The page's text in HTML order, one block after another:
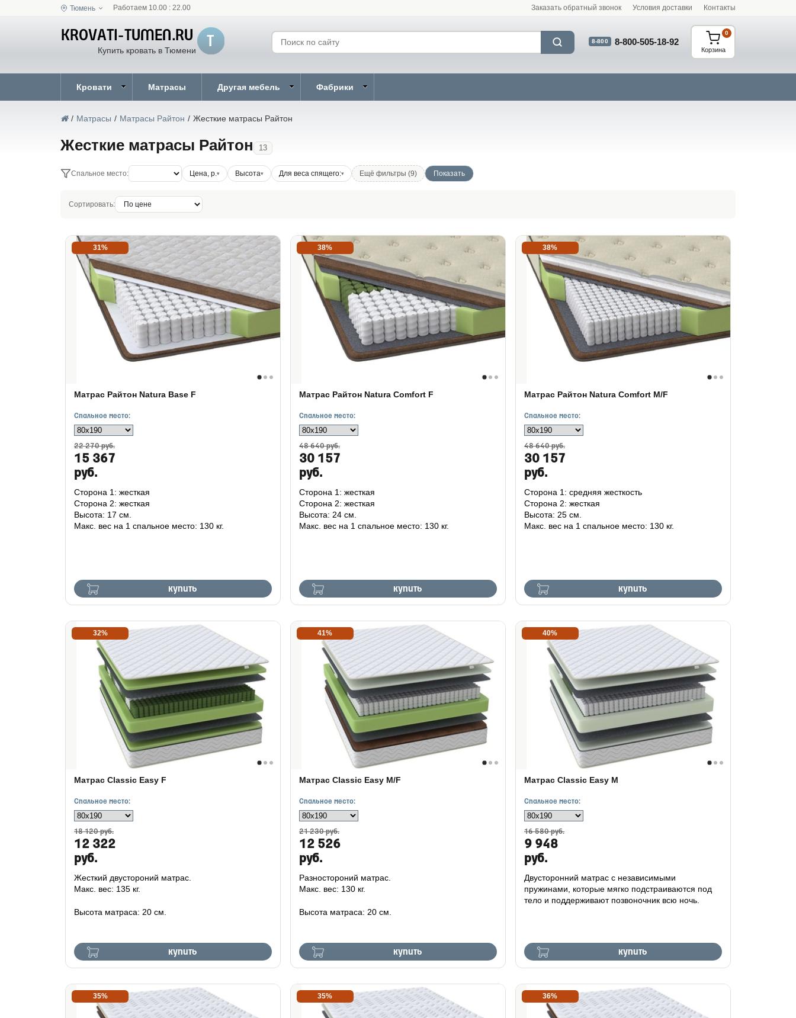
Тюмень Работаем 10.00 : 22.00 Заказать обратный звонок Условия доставки Контакты
Купить кровать в Тюмени
8-800 8-800-505-18-92
Корзина
0
Кровати Матрасы Другая мебель Фабрики
/ Матрасы / Матрасы Райтон / Жесткие матрасы Райтон
Жесткие матрасы Райтон 13
Спальное место: Цена, р. Высота Для веса спящего: Ещё фильтры (9)
Сортировать:
31%
Матрас Райтон Natura Base F
Спальное место:
22 270 руб.
15 367
руб.
купить
Сторона 1: жесткая
Сторона 2: жесткая
Высота: 17 см.
Макс. вес на 1 спальное место: 130 кг.
38%
Матрас Райтон Natura Comfort F
Спальное место:
48 640 руб.
30 157
руб.
купить
Сторона 1: жесткая
Сторона 2: жесткая
Высота: 24 см.
Макс. вес на 1 спальное место: 130 кг.
38%
Матрас Райтон Natura Comfort M/F
Спальное место:
48 640 руб.
30 157
руб.
купить
Сторона 1: средняя жесткость
Сторона 2: жесткая
Высота: 25 см.
Макс. вес на 1 спальное место: 130 кг.
32%
Матрас Classic Easy F
Спальное место:
18 120 руб.
12 322
руб.
купить
Жесткий двустороний матрас.
Макс. вес: 135 кг.
Высота матраса: 20 см.
41%
Матрас Classic Easy M/F
Спальное место:
21 230 руб.
12 526
руб.
купить
Разностороний матрас.
Макс. вес: 130 кг.
Высота матраса: 20 см.
40%
Матрас Classic Easy M
Спальное место:
16 580 руб.
9 948
руб.
купить
Двусторонний матрас с независимыми
пружинами, которые мягко подстраиваются под
тело и поддерживают позвоночник всю ночь.
35% 35% 36%